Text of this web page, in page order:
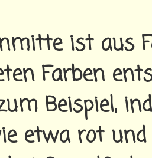
ist aus
Farben
Beispiel,
etwa rot